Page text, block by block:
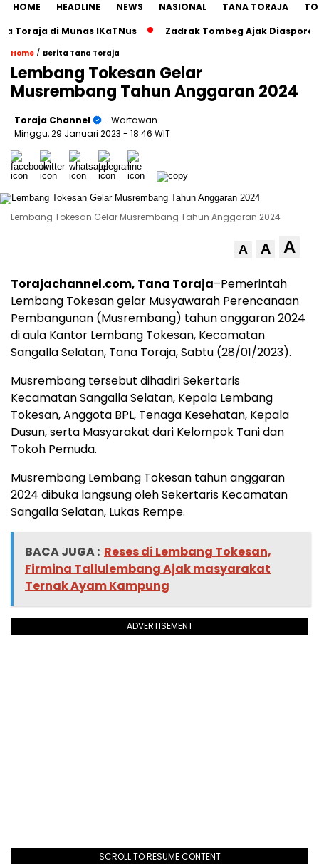
HOME HEADLINE NEWS NASIONAL TANA TORAJA
di Munas IKaTNus
Zadrak Tombeg Ajak Diaspora
Home / Berita Tana Toraja
Lembang Tokesan Gelar
Musrembang Tahun Anggaran 2024
Toraja Channel
- Wartawan
Minggu, 29 Januari 2023 - 18:46 WIT
Lembang Tokesan Gelar Musrembang Tahun Anggaran 2024
A A A
Torajachannel.com, Tana Toraja–Pemerintah
Lembang Tokesan gelar Musyawarah Perencanaan
Pembangunan (Musrembang) tahun anggaran 2024
di aula Kantor Lembang Tokesan, Kecamatan
Sangalla Selatan, Tana Toraja, Sabtu (28/01/2023).
Musrembang tersebut dihadiri Sekertaris
Kecamatan Sangalla Selatan, Kepala Lembang
Tokesan, Anggota BPL, Tenaga Kesehatan, Kepala
Dusun, serta Masyarakat dari Kelompok Tani dan
Tokoh Pemuda.
Musrembang Lembang Tokesan tahun anggaran
2024 dibuka langsung oleh Sekertaris Kecamatan
Sangalla Selatan, Lukas Rempe.
BACA JUGA : Reses di Lembang Tokesan,
Firmina Tallulembang Ajak masyarakat
Ternak Ayam Kampung
ADVERTISEMENT
SCROLL TO RESUME CONTENT